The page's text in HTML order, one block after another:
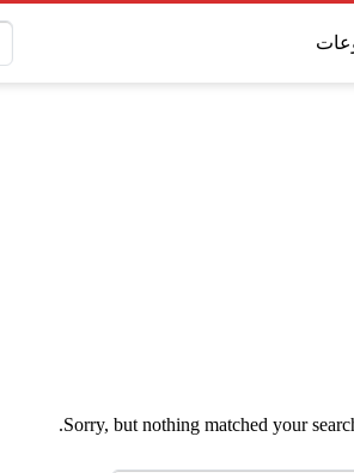
Sorry, but nothing matched your